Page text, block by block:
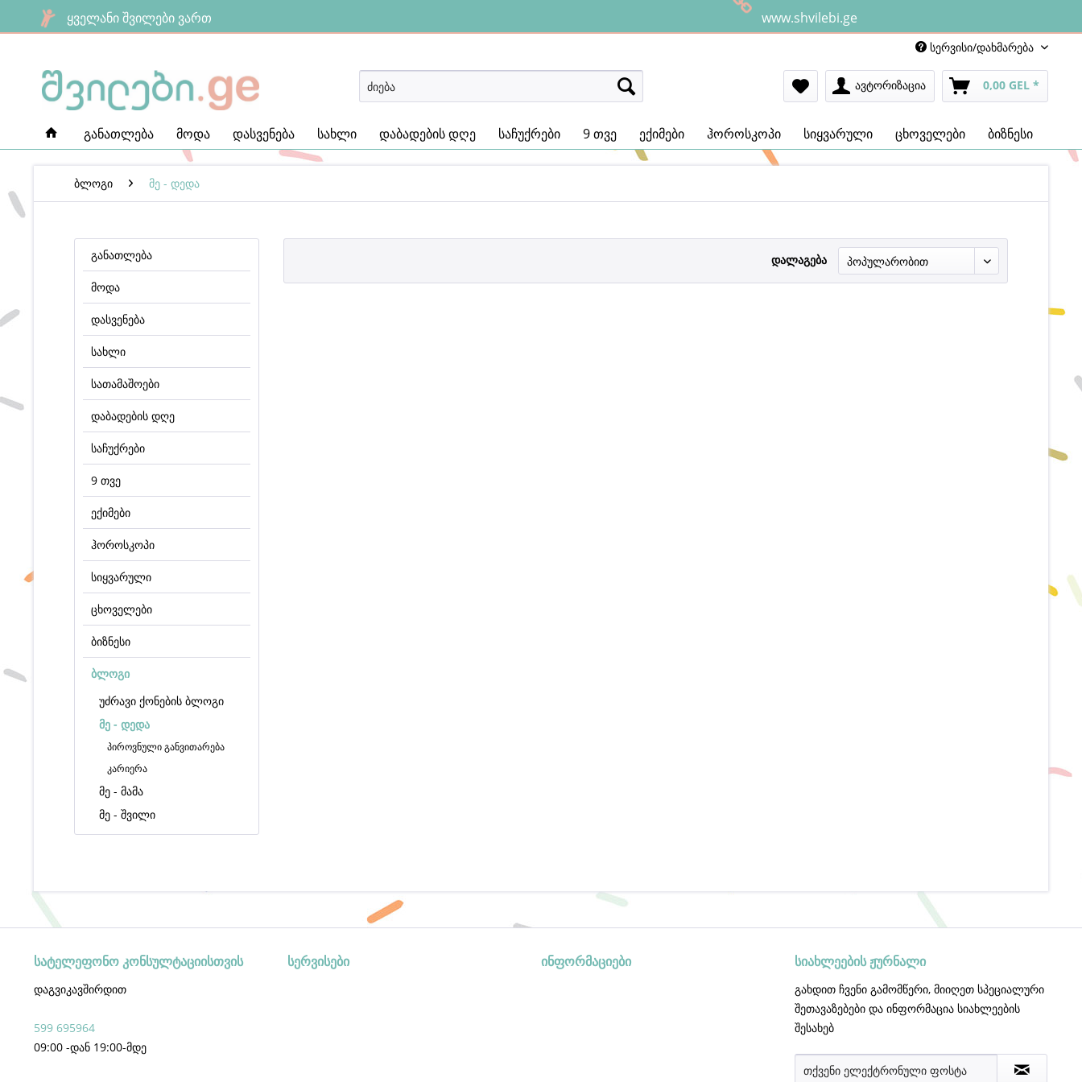
ყველანი შვილები ვართ www.shvilebi.ge
სერვისი/დახმარება
ავტორიზაცია 0,00 GEL *
განათლება მოდა დასვენება სახლი დაბადების დღე საჩუქრები 9 თვე ექიმები ჰოროსკოპი სიყვარული ცხოველები ბიზნესი
ბლოგი მე - დედა
განათლება
მოდა
დასვენება
სახლი
სათამაშოები
დაბადების დღე
საჩუქრები
9 თვე
ექიმები
ჰოროსკოპი
სიყვარული
ცხოველები
ბიზნესი
ბლოგი
უძრავი ქონების ბლოგი
მე - დედა
პიროვნული განვითარება
კარიერა
მე - მამა
მე - შვილი
დალაგება
სატელეფონო კონსულტაციისთვის
დაგვიკავშირდით
599 695964
09:00 -დან 19:00-მდე
სერვისები ინფორმაციები სიახლეების ჟურნალი
გახდით ჩვენი გამომწერი, მიიღეთ სპეციალური
შეთავაზებები და ინფორმაცია სიახლეების
შესახებ